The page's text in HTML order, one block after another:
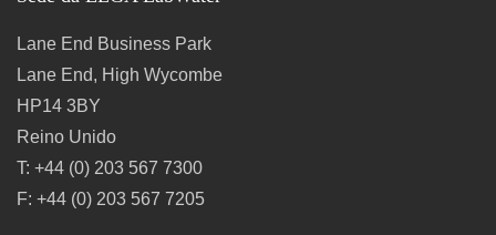
Lane End Business Park
Lane End, High Wycombe
HP14 3BY
Reino Unido
T: +44 (0) 203 567 7300
F: +44 (0) 203 567 7205